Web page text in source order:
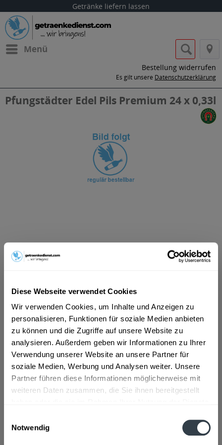
Diese Webseite verwendet Cookies
Wir verwenden Cookies, um Inhalte und Anzeigen zu
personalisieren, Funktionen für soziale Medien anbieten
zu können und die Zugriffe auf unsere Website zu
analysieren. Außerdem geben wir Informationen zu Ihrer
Verwendung unserer Website an unsere Partner für
soziale Medien, Werbung und Analysen weiter. Unsere
Partner führen diese Informationen möglicherweise mit
weiteren Daten zusammen, die Sie ihnen bereitgestellt
Notwendig
Getränke liefern lassen
Menü
Bestellung widerrufen
Es gilt unsere Datenschutzerklärung
Pfungstädter Edel Pils Premium 24 x 0,33l
ab 17,49 € *
Inhalt: 7.92 Liter (2,21 € * / 1 Liter)
MEHRWEG
+3,42 € Pfand
In denWarenkorb
Artikel-Nr.:
31289
Verfügbar in:
Beschreibung
"Pfungstädter Edel Pils Premium 24 x 0,33l"